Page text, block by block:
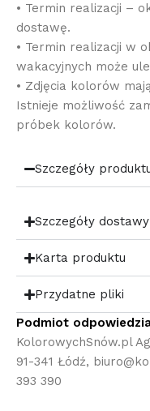
• Termin realizacji –
dostawę.
• Termin realizacji w
wakacyjnych może
• Zdjęcia kolorów
Istnieje możliwość
próbek kolorów.
Szczegóły
Szczegóły dostawy
Karta produktu
Przydatne pliki
Podmiot
KolorowychSnów.pl
91-341 Łódź,
393 390